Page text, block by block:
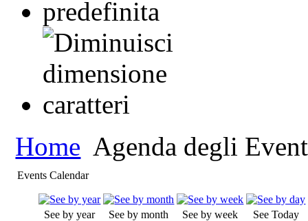
Home Agenda degli
Events Calendar
See by year See by month See by week
See Today